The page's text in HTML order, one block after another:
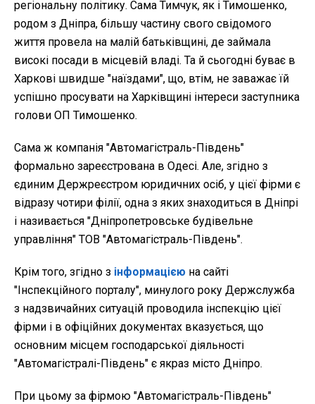
регіональну політику. Сама Тимчук, як і Тимошенко,
родом з Дніпра, більшу частину свого свідомого
життя провела на малій батьківщині, де займала
високі посади в місцевій владі. Та й сьогодні буває в
Харкові швидше "наїздами", що, втім, не заважає їй
успішно просувати на Харківщині інтереси заступника
голови ОП Тимошенко.
Сама ж компанія "Автомагістраль-Південь"
формально зареєстрована в Одесі. Але, згідно з
єдиним Держреєстром юридичних осіб, у цієї фірми є
відразу чотири філії, одна з яких знаходиться в Дніпрі
і називається "Дніпропетровське будівельне
управління" ТОВ "Автомагістраль-Південь".
Крім того, згідно з інформацією на сайті
"Інспекційного порталу", минулого року Держслужба
з надзвичайних ситуацій проводила інспекцію цієї
фірми і в офіційних документах вказується, що
основним місцем господарської діяльності
"Автомагістралі-Південь" є якраз місто Дніпро.
При цьому за фірмою "Автомагістраль-Південь"